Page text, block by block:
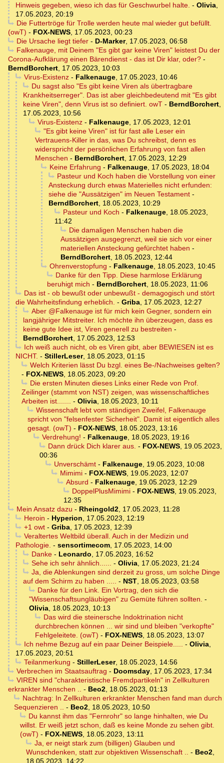
Hinweis gegeben, wieso ich das für Geschwurbel halte. - Olivia
17.05.2023, 20:19
Die Futtertröge für Trolle werden heute mal wieder gut befüllt.
(owT) - FOX-NEWS 17.05.2023, 00:23
Die Ursache liegt tiefer- D-Marker, 17.05.2023, 06:58
Falkenauge, mit Deinem "Es gibt gar keine Viren" leistest Du der
Corona-Aufklärung einen Bärendienst - das ist Dir klar, oder? -
BerndBorchert 17.05.2023, 10:03
Virus-Existenz- Falkenauge, 17.05.2023, 10:46
Du sagst also "Es gibt keine Viren als übertragbare
Krankheitserreger". Das ist aber gleichbedeutend mit "Es gibt
keine Viren", denn Virus ist so definiert. owT - BerndBorchert
17.05.2023, 10:56
Virus-Existenz- Falkenauge, 17.05.2023, 12:01
"Es gibt keine Viren" ist für fast alle Leser ein
Vertrauens-Killer in das, was Du schreibst, denn es
widerspricht der persönlichen Erfahrung von fast allen
Menschen - BerndBorchert 17.05.2023, 12:29
Keine Erfahrung - Falkenauge, 17.05.2023, 18:04
Pasteur und Koch haben die Vorstellung von einer
Ansteckung durch etwas Materielles nicht erfunden:
siehe die "Aussätzigen" im Neuen Testament -
BerndBorchert 18.05.2023, 10:29
Pasteur und Koch - Falkenauge, 18.05.2023,
11:42
Die damaligen Menschen haben die
Aussätzigen ausgegrenzt, weil sie sich vor einer
materiellen Ansteckung gefürchtet haben -
BerndBorchert 18.05.2023, 12:44
Ohrenverstopfung - Falkenauge, 18.05.2023, 10:45
Danke für den Tipp. Diese harmlose Erklärung
beruhigt mich - BerndBorchert 18.05.2023, 11:06
Das ist - ob bewußt oder unbewußt - demagogisch und stört
die Wahrheitsfindung erheblich. - Griba 17.05.2023, 12:27
Aber @Falkenauge ist für mich kein Gegner, sondern ein
langjähriger Mitstreiter. Ich möchte ihn überzeugen, dass es
keine gute Idee ist, Viren generell zu bestreiten -
BerndBorchert 17.05.2023, 12:53
Ich weiß auch nicht, ob es Viren gibt, aber BEWIESEN ist es
NICHT. - StillerLeser, 18.05.2023, 01:15
Welch Kriterien lässt Du bzgl. eines Be-/Nachweises gelten?
- FOX-NEWS 18.05.2023, 09:20
Die ersten Minuten dieses Links einer Rede von Prof.
Zeilinger (stammt von NST) zeigen, was wissenschaftliches
Arbeiten ist.......
- Olivia 18.05.2023, 10:11
Wissenschaft lebt vom ständigen Zweifel, Falkenauge
spricht von "felsenfester Sicherheit". Damit ist eigentlich alles
gesagt. (owT) - FOX-NEWS 18.05.2023, 13:16
Verdrehung! - Falkenauge, 18.05.2023, 19:16
Dann drück Dich klarer aus. - FOX-NEWS, 19.05.2023,
00:36
Unverschämt- Falkenauge, 19.05.2023, 10:08
Mimimi- FOX-NEWS, 19.05.2023, 12:07
Absurd - Falkenauge, 19.05.2023, 12:29
DoppelPlusMimimi- FOX-NEWS, 19.05.2023,
12:35
Mein Ansatz dazu - Rheingold2, 17.05.2023, 11:28
Heroin - Hyperion
17.05.2023, 12:19
+1 owt- Griba, 17.05.2023, 12:39
Veraltertes Weltbild überall. Auch in der Medizin und
Pathologie. - sensortimecom 17.05.2023, 14:00
Danke- Leonardo
17.05.2023, 16:52
Sehe ich sehr ähnlich......
- Olivia, 17.05.2023, 21:24
Ja, die Ablenkungen sind derzeit zu gross, um solche Dinge
auf dem Schirm zu haben .....
- NST 18.05.2023, 03:58
Danke für den Link. Ein Vortrag, den sich die
"Wissenschaftsungläubigen" zu Gemüte führen sollten. -
Olivia 18.05.2023, 10:13
Das wird die steinersche Indoktrination nicht
durchbrechen können ... wir sind und bleiben "verkopfte"
Fehlgeleitete. (owT) - FOX-NEWS 18.05.2023, 13:07
Ich nehme Bezug auf ein paar Deiner Beispiele.....
- Olivia,
17.05.2023, 20:51
Teilanmerkung - StillerLeser, 18.05.2023, 14:56
Verbrechen im Staatsauftrag - Doomsday, 17.05.2023, 17:34
VIREN sind "charakteristische Fremdpartikeln" in Zellkulturen
erkrankter Menschen ..
- Beo2 18.05.2023, 01:13
Nachtrag: In Zellkulturen erkrankter Menschen fand man durch
Sequenzieren ..
- Beo2 18.05.2023, 10:50
Du kannst ihm das "Fernrohr" so lange hinhalten, wie Du
willst. Er weiß jetzt schon, daß es keine Monde zu sehen gibt.
(owT) - FOX-NEWS 18.05.2023, 13:11
Ja, er neigt stark zum (billigen) Glauben und
Wunschdenken, statt zur objektiven Wissenschaft ..
- Beo2
18.05.2023, 14:22